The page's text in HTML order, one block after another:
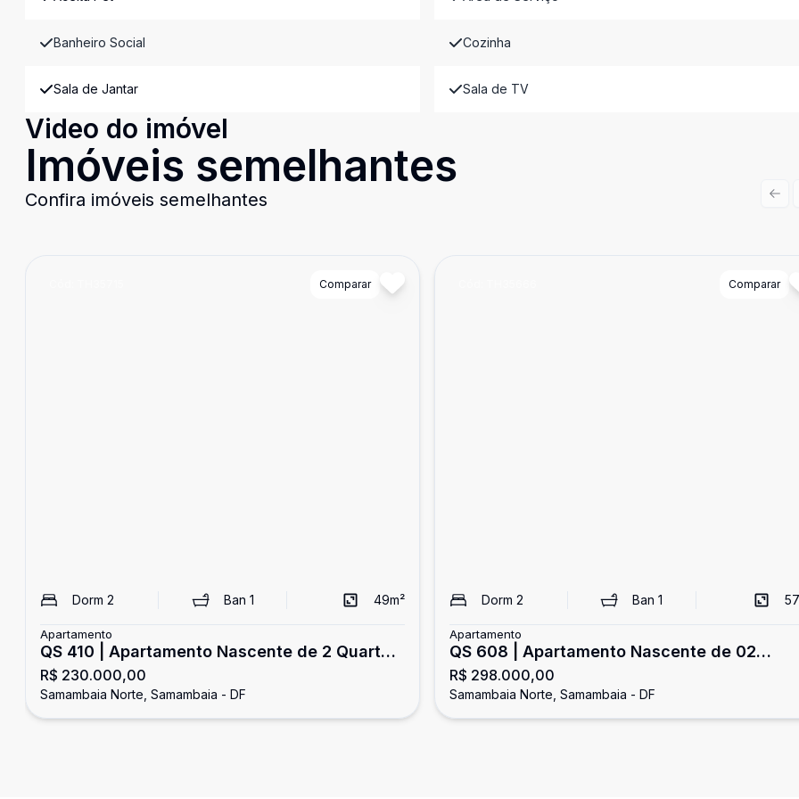
Banheiro Social Cozinha
Sala de Jantar Sala de TV
Video do imóvel
Imóveis semelhantes
Confira imóveis semelhantes
Comparar
Dorm 2 Ban 1 49m²
Apartamento
QS 410 | Apartamento Nascente de 2 Quartos
com Armários Planejados | Samambaia
R$ 230.000,00
Samambaia Norte, Samambaia - DF
Comparar
Dorm 2 Ban1 57
Apartamento
QS 608 | Apartamento Nascente de 02
Quartos | Samambaia
R$ 298.000,00
Samambaia Norte, Samambaia - DF